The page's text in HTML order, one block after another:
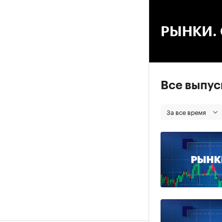
РЫНКИ.
Все
За все время